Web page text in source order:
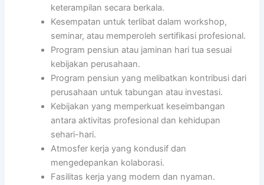
keterampilan secara berkala.
Kesempatan untuk terlibat dalam workshop,
seminar, atau memperoleh sertifikasi profesional.
Program pensiun atau jaminan hari tua sesuai
kebijakan perusahaan.
Program pensiun yang melibatkan kontribusi dari
perusahaan untuk tabungan atau investasi.
Kebijakan yang memperkuat keseimbangan
antara aktivitas profesional dan kehidupan
sehari-hari.
Atmosfer kerja yang kondusif dan
mengedepankan kolaborasi.
Fasilitas kerja yang modern dan nyaman.